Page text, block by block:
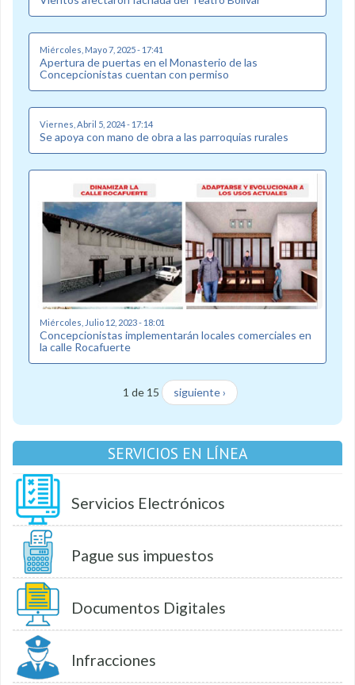
Miércoles, Mayo 7, 2025 - 17:41
Apertura de puertas en el Monasterio de las
Concepcionistas cuentan con permiso
Viernes, Abril 5, 2024 - 17:14
Se apoya con mano de obra a las parroquias rurales
Miércoles, Julio 12, 2023 - 18:01
Concepcionistas implementarán locales comerciales en
la calle Rocafuerte
1 de 15 siguiente ›
SERVICIOS EN LÍNEA
Servicios Electrónicos
Pague sus impuestos
Documentos Digitales
Infracciones